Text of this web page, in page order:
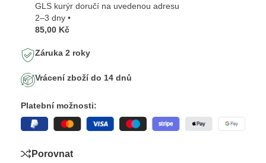
GLS kurýr doručí na uvedenou adresu
2–3 dny •
85,00 Kč
Záruka 2 roky
Vrácení zboží do 14 dnů
Platební možnosti:
Porovnat